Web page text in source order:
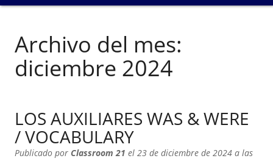
KNOW HOW
KNOW HOW LIVE /
KNOW HOW IN
Archivo del mes:
diciembre 2024
LOS AUXILIARES WAS & WERE
/ VOCABULARY
Publicado por Classroom 21 el 23 de diciembre de 2024 a las